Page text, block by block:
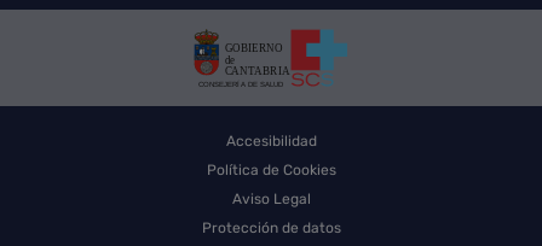
Accesibilidad
Política de Cookies
Aviso Legal
Protección de datos